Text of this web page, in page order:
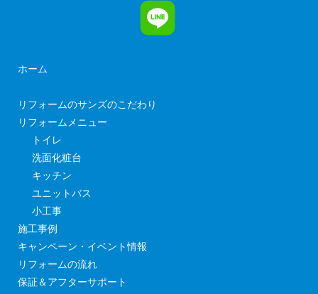
ホーム
リフォームのサンズのこだわり
リフォームメニュー
トイレ
洗面化粧台
キッチン
ユニットバス
小工事
施工事例
キャンペーン・イベント情報
リフォームの流れ
保証＆アフターサポート